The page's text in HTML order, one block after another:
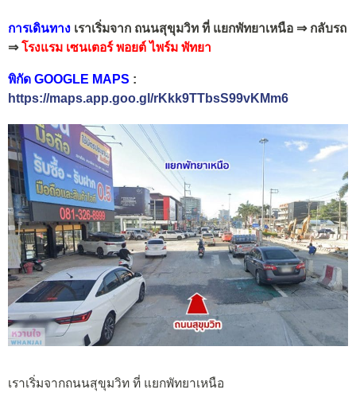
การเดินทาง เราเริ่มจาก ถนนสุขุมวิท ที่ แยกพัทยาเหนือ ⇒ กลับรถ
⇒โรงแรม เซนเตอร์ พอยต์ ไพร์ม พัทยา
พิกัด GOOGLE MAPS :
https://maps.app.goo.gl/rKkk9TTbsS99vKMm6
เราเริ่มจากถนนสุขุมวิท ที่ แยกพัทยาเหนือ